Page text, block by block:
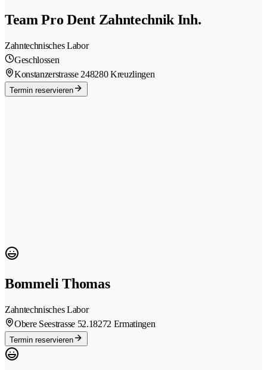
Team Pro Dent Zahntechnik Inh.
Zahntechnisches Labor
Geschlossen
Konstanzerstrasse 248280 Kreuzlingen
Termin reservieren
Bommeli Thomas
Zahntechnisches Labor
Obere Seestrasse 52.18272 Ermatingen
Termin reservieren